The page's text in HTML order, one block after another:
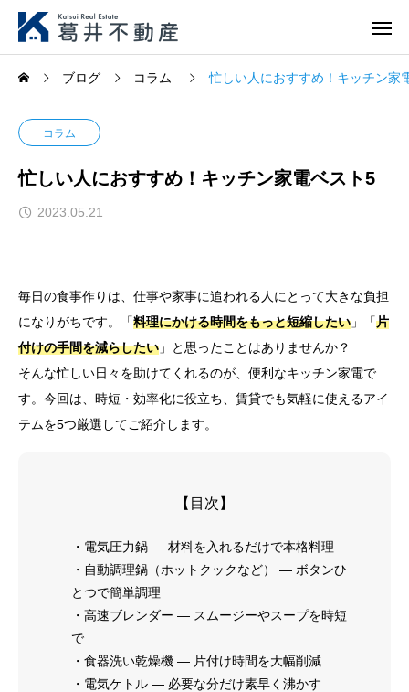
ブログ コラム 忙しい人におすすめ！キッチン家
コラム
忙しい人におすすめ！キッチン家電ベスト5
2023.05.21
毎日の食事作りは、仕事や家事に追われる人にとって大きな負担
になりがちです。「料理にかける時間をもっと短縮したい 」「片
付けの手間を減らしたい 」と思ったことはありませんか？
そんな忙しい日々を助けてくれるのが、便利なキッチン家電で
す。今回は、時短・効率化に役立ち、賃貸でも気軽に使えるアイ
テムを5つ厳選してご紹介します。
【目次】
・電気圧力鍋 ― 材料を入れるだけで本格料理
・自動調理鍋（ホットクックなど） ― ボタンひ
とつで簡単調理
・高速ブレンダー ― スムージーやスープを時短
で
・食器洗い乾燥機 ― 片付け時間を大幅削減
・電気ケトル ― 必要な分だけ素早く沸かす